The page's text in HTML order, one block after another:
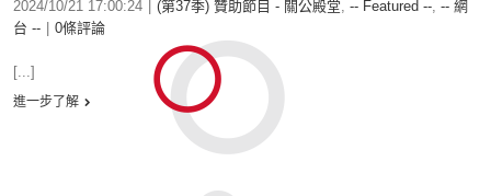
2024/10/21 17:00:24 (第37季) 贊助節目 - 關公殿堂, -- Featured --, -- 網
台 --
0條評論
[...]
進一步了解